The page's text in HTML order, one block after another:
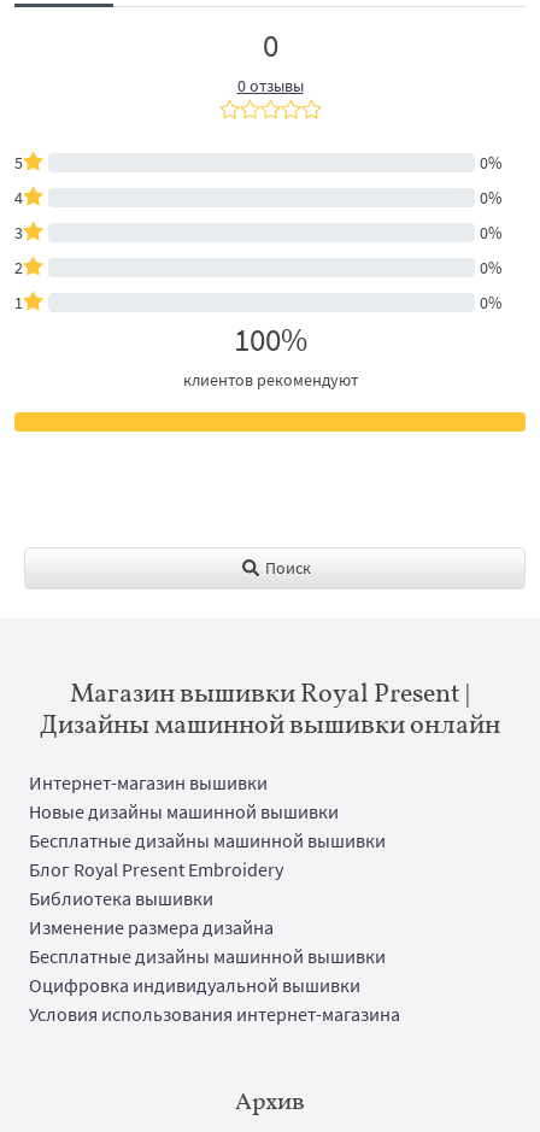
0
0 отзывы
5
0%
4
0%
3
0%
2
0%
1
0%
100%
клиентов рекомендуют
Поиск
Магазин вышивки Royal Present |
Дизайны машинной вышивки онлайн
Интернет-магазин вышивки
Новые дизайны машинной вышивки
Бесплатные дизайны машинной вышивки
Блог Royal Present Embroidery
Библиотека вышивки
Изменение размера дизайна
Бесплатные дизайны машинной вышивки
Оцифровка индивидуальной вышивки
Условия использования интернет-магазина
Архив